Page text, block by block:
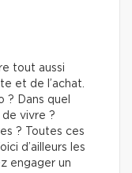
tout aussi
et de l’achat.
? Dans quel
vivre ?
? Toutes ces
d’ailleurs les
engager un